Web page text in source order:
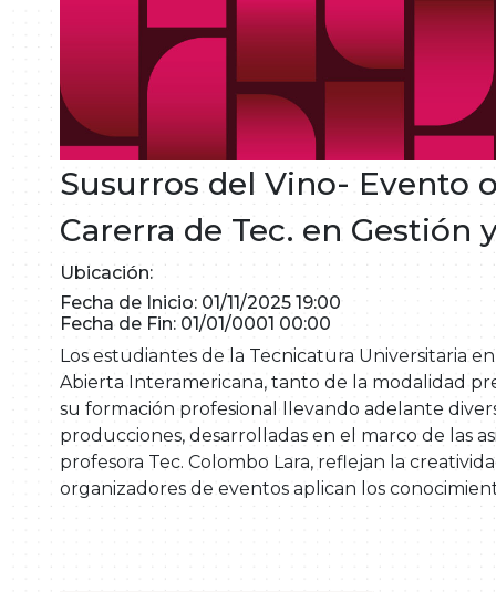
Susurros del Vino- Evento
Carerra de Tec. en Gestión
Ubicación:
Fecha de Inicio: 01/11/2025 19:00
Fecha de Fin: 01/01/0001 00:00
Los estudiantes de la Tecnicatura Universitaria
Abierta Interamericana, tanto de la modalidad
su formación profesional llevando adelante
producciones, desarrolladas en el marco de las
profesora Tec. Colombo Lara, reflejan la
organizadores de eventos aplican los